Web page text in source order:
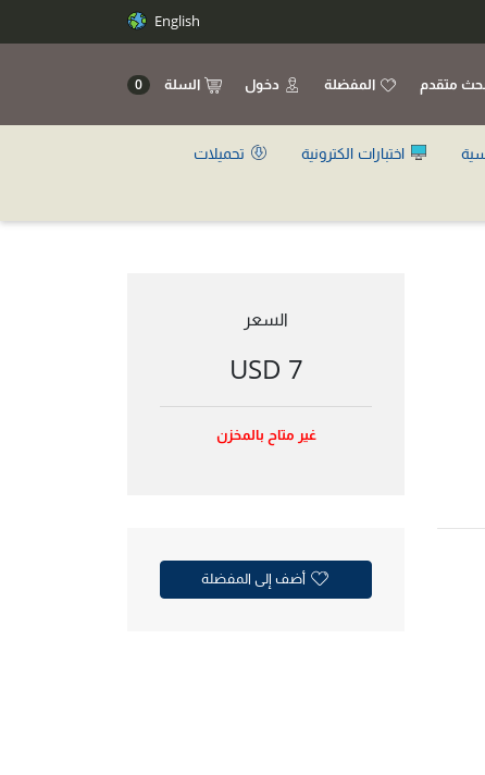
English
متقدم المفضلة دخول السلة 0
اختبارات الكترونية
تحميلات
السعر
7 USD
غير متاح بالمخزن
أضف إلى المفضلة